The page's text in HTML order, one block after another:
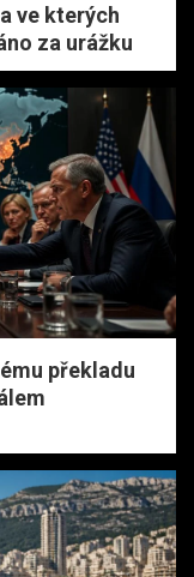
ve kterých
za urážku
překladu